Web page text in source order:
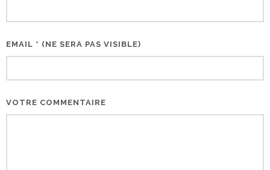
EMAIL * (NE SERA PAS VISIBLE)
VOTRE COMMENTAIRE